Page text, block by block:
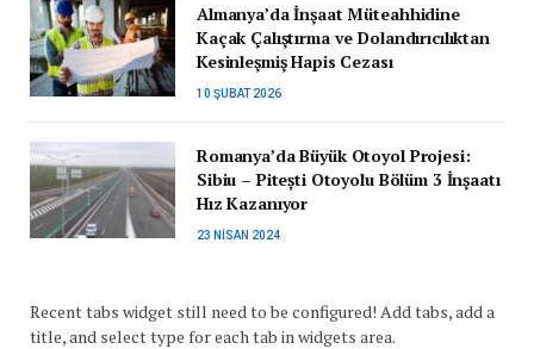
Almanya’da İnşaat Müteahhidine
Kaçak Çalıştırma ve Dolandırıcılıktan
Kesinleşmiş Hapis Cezası
10 ŞUBAT 2026
Romanya’da Büyük Otoyol Projesi:
Sibiu – Pitești Otoyolu Bölüm 3 İnşaatı
Hız Kazanıyor
23 NISAN 2024
Recent tabs widget still need to be configured! Add tabs, add a
title, and select type for each tab in widgets area.